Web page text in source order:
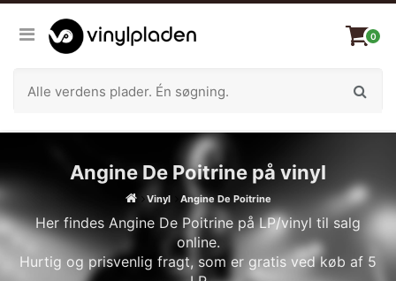
0
Angine De Poitrine på vinyl
Vinyl Angine De Poitrine
Her findes Angine De Poitrine på LP/vinyl til salg
online.
Hurtig og prisvenlig fragt, som er gratis ved køb af 5